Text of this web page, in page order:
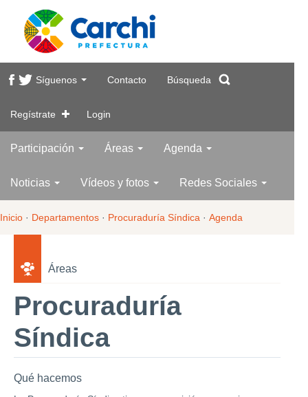
Síguenos Contacto Búsqueda
Regístrate Login
Participación Áreas Agenda
Noticias Vídeos y fotos Redes Sociales
Inicio · Departamentos · Procuraduría Síndica · Agenda
Áreas
Procuraduría
Síndica
Qué hacemos